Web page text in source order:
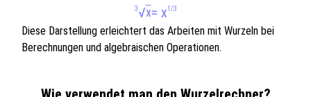
3√x= x1/3
Diese Darstellung erleichtert das Arbeiten mit Wurzeln bei
Berechnungen und algebraischen Operationen.